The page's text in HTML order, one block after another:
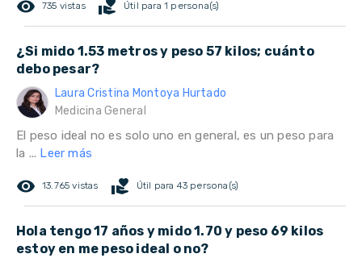
remove_red_eye 735 vistas volunteer_activism Útil para 1 persona(s)
¿Si mido 1.53 metros y peso 57 kilos; cuánto
debo pesar?
Laura Cristina Montoya Hurtado
Medicina General
El peso ideal no es solo uno en general, es un peso para
la ... Leer más
remove_red_eye 13.765 vistas volunteer_activism Útil para 43 persona(s)
Hola tengo 17 años y mido 1.70 y peso 69 kilos
estoy en me peso ideal o no?